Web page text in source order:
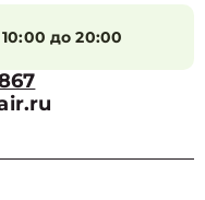
до 20:00